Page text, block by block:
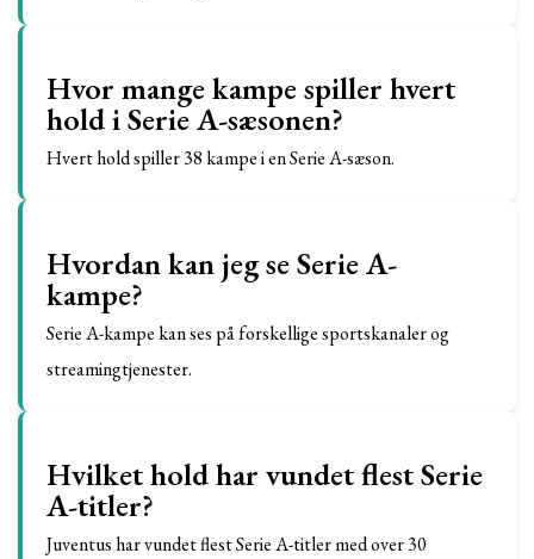
Hvor mange kampe spiller hvert
hold i Serie A-sæsonen?
Hvert hold spiller 38 kampe i en Serie A-sæson.
Hvordan kan jeg se Serie A-
kampe?
Serie A-kampe kan ses på forskellige sportskanaler og
streamingtjenester.
Hvilket hold har vundet flest Serie
A-titler?
Juventus har vundet flest Serie A-titler med over 30